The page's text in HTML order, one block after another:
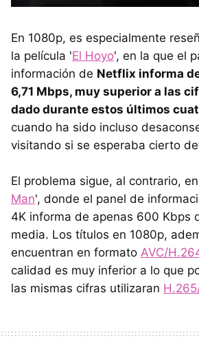
En 1080p, es especialmente
la película 'El Hoyo', en la que el
información de Netflix informa
6,71 Mbps, muy superior a las
dado durante estos últimos
cuando ha sido incluso
visitando si se esperaba cierto
El problema sigue, al contrario,
Man', donde el panel de
4K informa de apenas 600 Kbps
media. Los títulos en 1080p,
encuentran en formato AVC/
calidad es muy inferior a lo que
las mismas cifras utilizaran